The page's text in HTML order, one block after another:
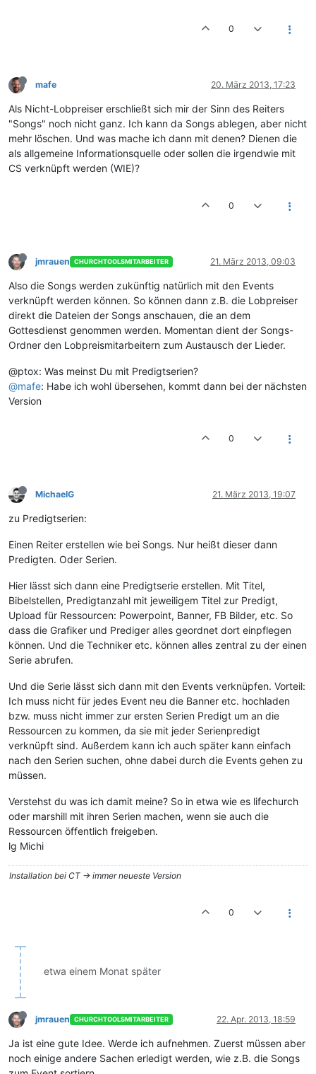
0
mafe 20. März 2013, 17:23
Als Nicht-Lobpreiser erschließt sich mir der Sinn des Reiters
"Songs" noch nicht ganz. Ich kann da Songs ablegen, aber nicht
mehr löschen. Und was mache ich dann mit denen? Dienen die
als allgemeine Informationsquelle oder sollen die irgendwie mit
CS verknüpft werden (WIE)?
0
jmrauen CHURCHTOOLSMITARBEITER 21. März 2013, 09:03
Also die Songs werden zukünftig natürlich mit den Events
verknüpft werden können. So können dann z.B. die Lobpreiser
direkt die Dateien der Songs anschauen, die an dem
Gottesdienst genommen werden. Momentan dient der Songs-
Ordner den Lobpreismitarbeitern zum Austausch der Lieder.
@ptox: Was meinst Du mit Predigtserien?
@mafe: Habe ich wohl übersehen, kommt dann bei der nächsten
Version
0
MichaelG 21. März 2013, 19:07
zu Predigtserien:
Einen Reiter erstellen wie bei Songs. Nur heißt dieser dann
Predigten. Oder Serien.
Hier lässt sich dann eine Predigtserie erstellen. Mit Titel,
Bibelstellen, Predigtanzahl mit jeweiligem Titel zur Predigt,
Upload für Ressourcen: Powerpoint, Banner, FB Bilder, etc. So
dass die Grafiker und Prediger alles geordnet dort einpflegen
können. Und die Techniker etc. können alles zentral zu der einen
Serie abrufen.
Und die Serie lässt sich dann mit den Events verknüpfen. Vorteil:
Ich muss nicht für jedes Event neu die Banner etc. hochladen
bzw. muss nicht immer zur ersten Serien Predigt um an die
Ressourcen zu kommen, da sie mit jeder Serienpredigt
verknüpft sind. Außerdem kann ich auch später kann einfach
nach den Serien suchen, ohne dabei durch die Events gehen zu
müssen.
Verstehst du was ich damit meine? So in etwa wie es lifechurch
oder marshill mit ihren Serien machen, wenn sie auch die
Ressourcen öffentlich freigeben.
lg Michi
Installation bei CT -> immer neueste Version
0
etwa einem Monat später
jmrauen CHURCHTOOLSMITARBEITER 22. Apr. 2013, 18:59
Ja ist eine gute Idee. Werde ich aufnehmen. Zuerst müssen aber
noch einige andere Sachen erledigt werden, wie z.B. die Songs